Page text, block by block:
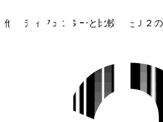
他のディフェンダーと比較したＪ２